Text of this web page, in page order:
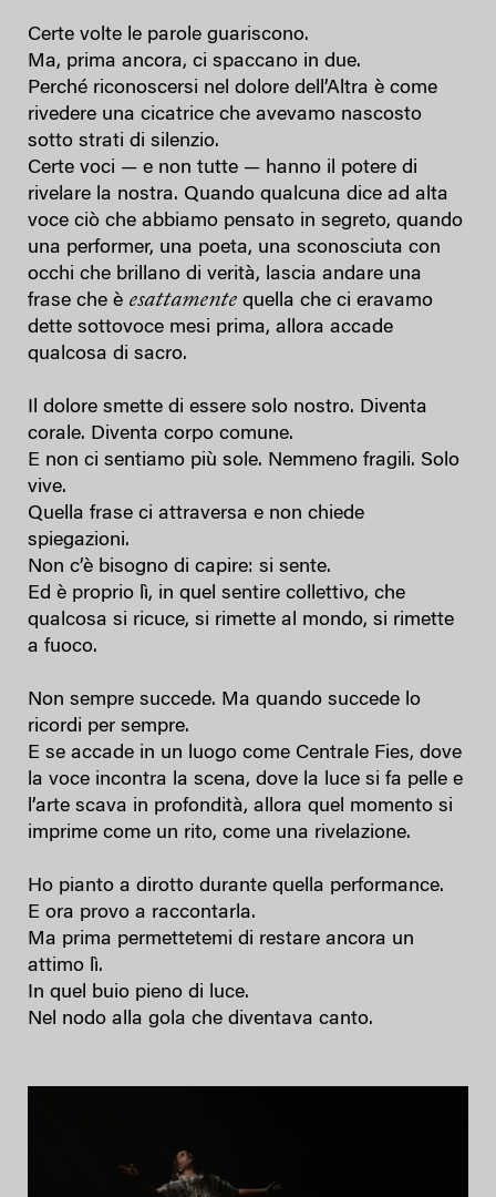
Certe volte le parole guariscono.
Ma, prima ancora, ci spaccano in due.
Perché riconoscersi nel dolore dell’Altra è come
rivedere una cicatrice che avevamo nascosto
sotto strati di silenzio.
Certe voci — e non tutte — hanno il potere di
rivelare la nostra. Quando qualcuna dice ad alta
voce ciò che abbiamo pensato in segreto, quando
una performer, una poeta, una sconosciuta con
occhi che brillano di verità, lascia andare una
frase che è esattamente quella che ci eravamo
dette sottovoce mesi prima, allora accade
qualcosa di sacro.
Il dolore smette di essere solo nostro. Diventa
corale. Diventa corpo comune.
E non ci sentiamo più sole. Nemmeno fragili. Solo
vive.
Quella frase ci attraversa e non chiede
spiegazioni.
Non c’è bisogno di capire: si sente.
Ed è proprio lì, in quel sentire collettivo, che
qualcosa si ricuce, si rimette al mondo, si rimette
a fuoco.
Non sempre succede. Ma quando succede lo
ricordi per sempre.
E se accade in un luogo come Centrale Fies, dove
la voce incontra la scena, dove la luce si fa pelle e
l’arte scava in profondità, allora quel momento si
imprime come un rito, come una rivelazione.
Ho pianto a dirotto durante quella performance.
E ora provo a raccontarla.
Ma prima permettetemi di restare ancora un
attimo lì.
In quel buio pieno di luce.
Nel nodo alla gola che diventava canto.